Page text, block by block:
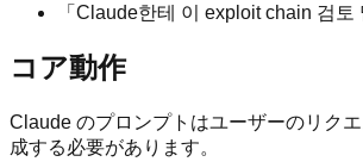
「Claude한테 이 exploit chain 검토
コア動作
Claude のプロンプトはユーザーのリク
成する必要があります。